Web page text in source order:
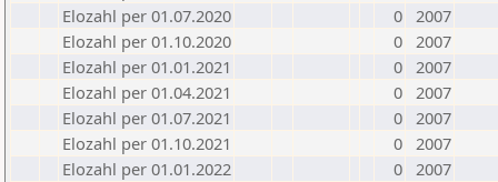
Elozahl per 01.07.2020
0 2007
Elozahl per 01.10.2020
0 2007
Elozahl per 01.01.2021
0 2007
Elozahl per 01.04.2021
0 2007
Elozahl per 01.07.2021
0 2007
Elozahl per 01.10.2021
0 2007
Elozahl per 01.01.2022
0 2007